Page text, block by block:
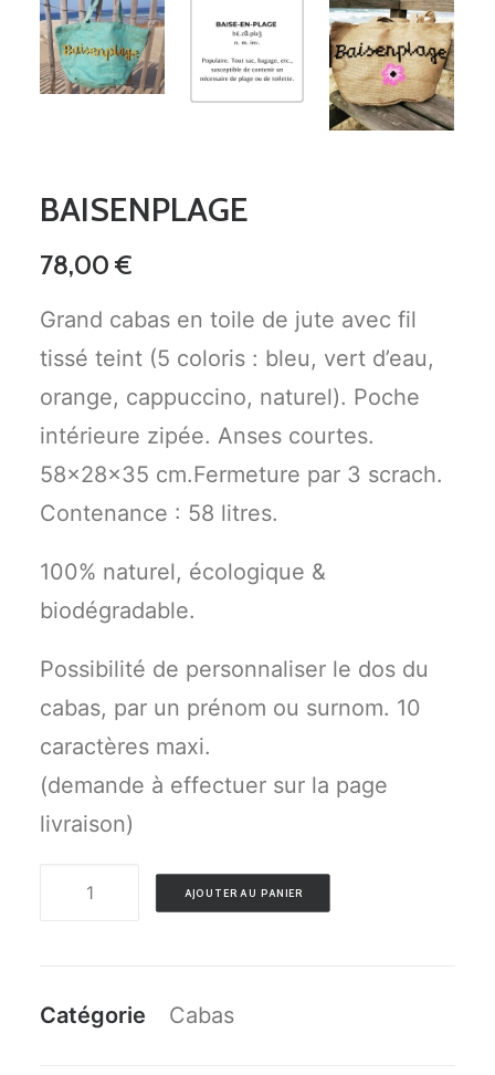
BAISENPLAGE
78,00 €
Grand cabas en toile de jute avec fil
tissé teint (5 coloris : bleu, vert d’eau,
orange, cappuccino, naturel). Poche
intérieure zipée. Anses courtes.
58x28x35 cm.Fermeture par 3 scrach.
Contenance : 58 litres.
100% naturel, écologique &
biodégradable.
Possibilité de personnaliser le dos du
cabas, par un prénom ou surnom. 10
caractères maxi.
(demande à effectuer sur la page
livraison)
quantité
AJOUTER AU PANIER
Catégorie Cabas